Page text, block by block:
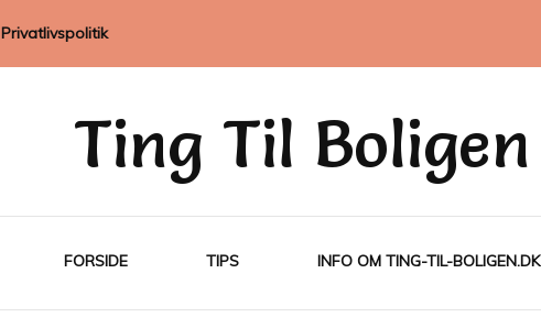
Privatlivspolitik
Ting Til Boligen
FORSIDE TIPS INFO OM TING-TIL-BOLIGEN.DK